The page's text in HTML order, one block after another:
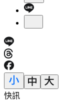
快訊